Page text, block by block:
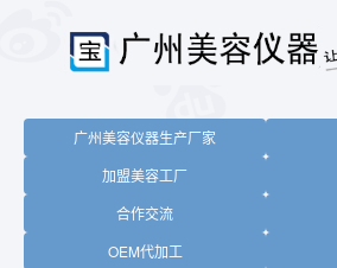
广州美容仪器生产厂家
加盟美容工厂
合作交流
OEM代加工